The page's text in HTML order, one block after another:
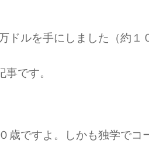
ドルを手にしました（約１
です。
歳ですよ。しかも独学でコ